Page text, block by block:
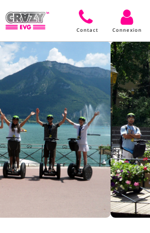
Contact Connexion